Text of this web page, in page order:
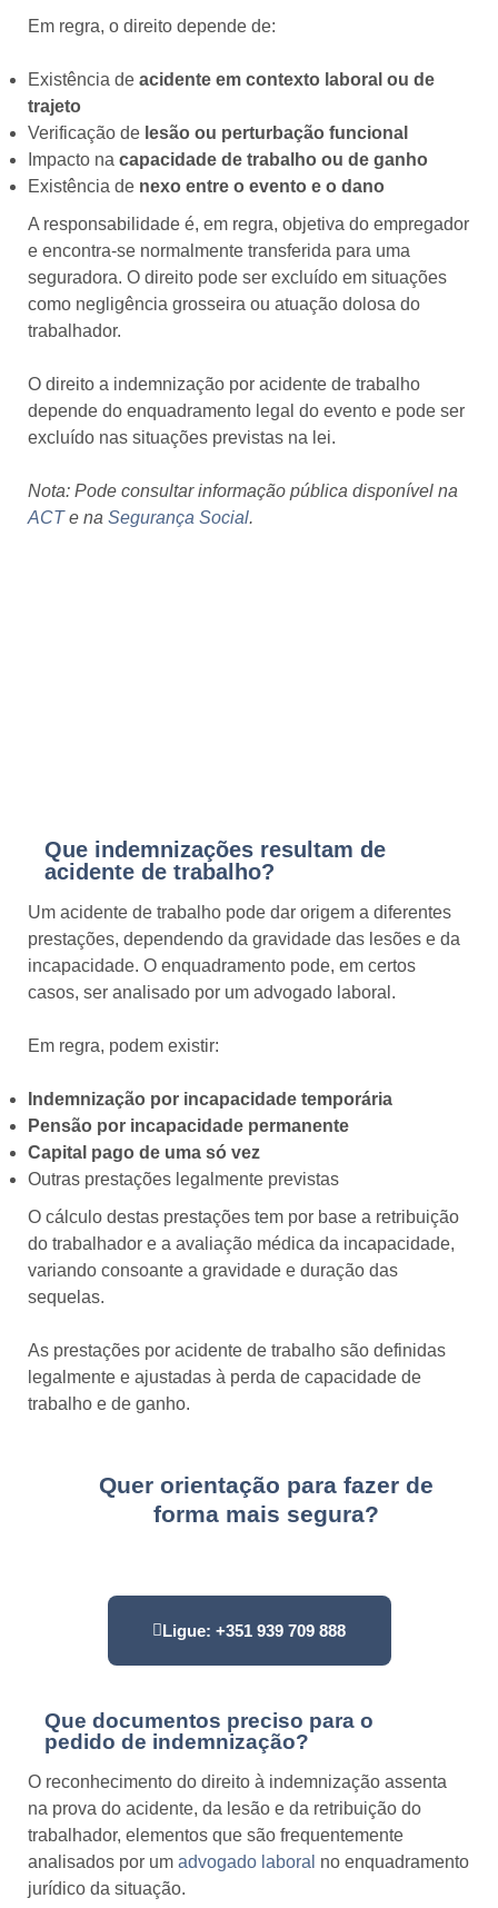
Em regra, o direito depende de:
Existência de acidente em contexto laboral ou de
trajeto
Verificação de lesão ou perturbação funcional
Impacto na capacidade de trabalho ou de ganho
Existência de nexo entre o evento e o dano
A responsabilidade é, em regra, objetiva do empregador
e encontra-se normalmente transferida para uma
seguradora. O direito pode ser excluído em situações
como negligência grosseira ou atuação dolosa do
trabalhador.
O direito a indemnização por acidente de trabalho
depende do enquadramento legal do evento e pode ser
excluído nas situações previstas na lei.
Nota: Pode consultar informação pública disponível na
ACTe na Segurança Social.
Que indemnizações resultam de
acidente de trabalho?
Um acidente de trabalho pode dar origem a diferentes
prestações, dependendo da gravidade das lesões e da
incapacidade. O enquadramento pode, em certos
casos, ser analisado por um advogado laboral.
Em regra, podem existir:
Indemnização por incapacidade temporária
Pensão por incapacidade permanente
Capital pago de uma só vez
Outras prestações legalmente previstas
O cálculo destas prestações tem por base a retribuição
do trabalhador e a avaliação médica da incapacidade,
variando consoante a gravidade e duração das
sequelas.
As prestações por acidente de trabalho são definidas
legalmente e ajustadas à perda de capacidade de
trabalho e de ganho.
Ligue: +351 939 709 888
Quer orientação para fazer de
forma mais segura?
Que documentos preciso para o
pedido de indemnização?
O reconhecimento do direito à indemnização assenta
na prova do acidente, da lesão e da retribuição do
trabalhador, elementos que são frequentemente
analisados por um advogado laboral no enquadramento
jurídico da situação.